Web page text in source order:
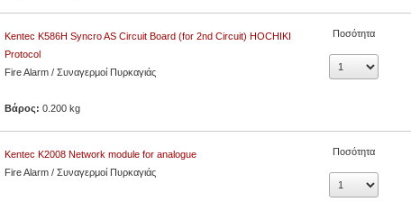
Kentec K586H Syncro AS Circuit Board (for 2nd Circuit) HOCHIKI
Protocol
Fire Alarm / Συναγερμοί Πυρκαγιάς
Βάρος:0.200 kg
Ποσότητα
Kentec K2008 Network module for analogue
Fire Alarm / Συναγερμοί Πυρκαγιάς
Ποσότητα